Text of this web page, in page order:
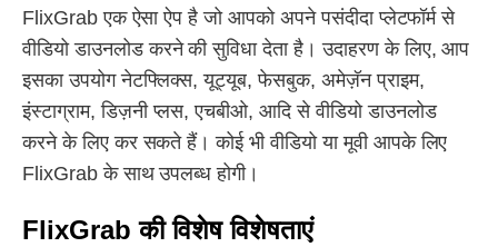
FlixGrab एक ऐसा ऐप है जो आपको अपने पसंदीदा प्लेटफॉर्म से
वीडियो डाउनलोड करने की सुविधा देता है। उदाहरण के लिए, आप
इसका उपयोग नेटफ्लिक्स, यूट्यूब, फेसबुक, अमेज़ॅन प्राइम,
इंस्टाग्राम, डिज़नी प्लस, एचबीओ, आदि से वीडियो डाउनलोड
करने के लिए कर सकते हैं। कोई भी वीडियो या मूवी आपके लिए
FlixGrab के साथ उपलब्ध होगी।
FlixGrab की विशेष विशेषताएं